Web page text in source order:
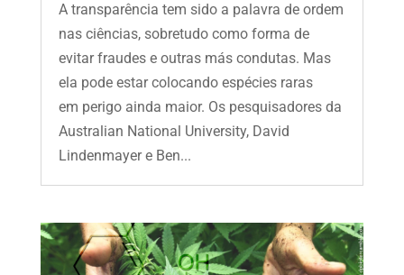
A transparência tem sido a palavra de ordem
nas ciências, sobretudo como forma de
evitar fraudes e outras más condutas. Mas
ela pode estar colocando espécies raras
em perigo ainda maior. Os pesquisadores da
Australian National University, David
Lindenmayer e Ben...